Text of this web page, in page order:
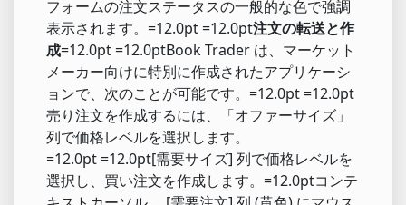
フォームの注文ステータスの一般的な色で強調
表示されます。=12.0pt =12.0pt注文の転送と作
成=12.0pt =12.0ptBook Trader は、マーケット
メーカー向けに特別に作成されたアプリケーシ
ョンで、次のことが可能です。=12.0pt =12.0pt
売り注文を作成するには、「オファーサイズ」
列で価格レベルを選択します。
=12.0pt =12.0pt[需要サイズ] 列で価格レベルを
選択し、買い注文を作成します。=12.0ptコンテ